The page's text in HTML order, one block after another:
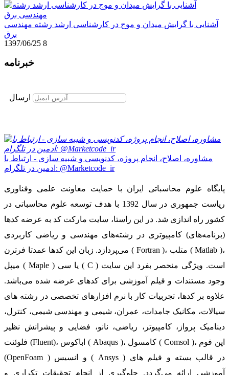
آشنایی با گرایش میدان و موج در کارشناسی ارشد رشته مهندسی
برق
1397/06/25 8
خبرنامه
ارسال
مشاوره، اصلاح، انجام پروژه، کدنویسی و شبیه سازی - ارتباط با
ادمین در تلگرام: @Marketcode_ir
پایگاه علوم محاسباتی ایران با حمایت معاونت علمی وفناوری
ریاست جمهوری در سال 1392 با هدف توسعه علوم محاسباتی در
کشور راه اندازی شد. در این راستا، سایت مارکت کد به عرضه کدها
(برنامه‌های) کامپیوتری در رشته‌های مهندسی و ریاضی کاربردی
می‌پردازد. زبان این کدها عمدتا فرترن ( Fortran )، متلب ( Matlab )،
میپل ( Maple ) یا سی ( C ) است. ویژگی منحصر بفرد این سایت
وجود مستندات و فیلم آموزشی برای کدهای عرضه شده می‌باشد.
علاوه بر کدها، تجربیات کار با نرم افزارهای تخصصی در رشته های
سیالات، مکانیک جامدات، عمران، شیمی و مهندسی شیمی، کنترل،
دینامیک پرواز، کامپیوتر، ریاضی، نانو، فضایی و پیشرانش نظیر
فلوئنت (Fluent)، اباکوس ( Abaqus )، کامسول ( Comsol )، اپن فوم
(OpenFoam ) و انسیس ( Ansys ) در قالب بسته‌ و فیلم های
آموزشی ارائه می‌گردد. جلوگیری از انجام تحقیقات تکراری و